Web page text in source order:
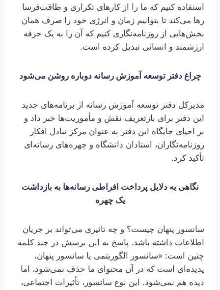
استفاده کنیم که ما را از کارهای تکراری و طاقت‌فرسا
رها می‌کند تا بتوانیم زمان و انرژی خود را صرف همان
بخش‌هایی از روزنامه‌نگاری کنیم که آن را به یک حرفه
ارزشمند و انسانی تبدیل کرده است.
چراغ دفتر توسعه آموزش رسانه دوباره روشن می‌شود
مدیرکل دفتر توسعه آموزش رسانه‌ از برنامه‌های جدید
این دفتر برای بازتعریف نقش و مأموریت‌ها خبر داد و
بر احیای جایگاه این دفتر به عنوان مرکز تبادل افکار
روزنامه‌نگاران، استادان دانشگاه و چهره‌های رسانه‌ای
تأکید کرد.
نگاهی به دلایل پرداخت افراطی رسانه‌ها به بازداشت
یک چهره
سانسور پنهان چیست؟ و چه تاثیری می‌تواند بر جریان
اطلاعات داشته باشد. پاسخ به این پرسش در چند کلمه
چنین است: «سانسور الگوریتمی یا سانسور پنهان،
پدیده‌ای است که در آن محتوای ما حذف نمی‌شود، اما
دیده هم نمی‌شود. این نوع سانسور، تأثیرات اجتماعی،